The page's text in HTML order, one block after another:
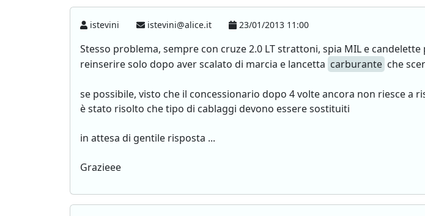
istevini istevini@alice.it 23/01/2013 11:00
Stesso problema, sempre con cruze 2.0 LT strattoni, spia MIL e
reinserire solo dopo aver scalato di marcia e lancetta carburante che
se possibile, visto che il concessionario dopo 4 volte ancora non riesce a
è stato risolto che tipo di cablaggi devono essere sostituiti
in attesa di gentile risposta ...
Grazieee